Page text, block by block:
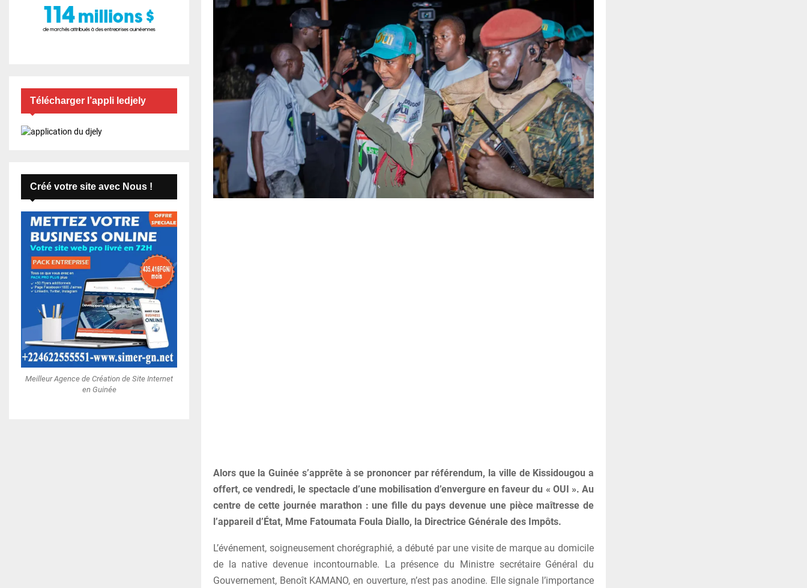
Alors que la Guinée s’apprête à se prononcer par référendum, la ville de Kissidougou a
offert, ce vendredi, le spectacle d’une mobilisation d’envergure en faveur du « OUI ». Au
centre de cette journée marathon : une fille du pays devenue une pièce maîtresse de
l’appareil d’État, Mme Fatoumata Foula Diallo, la Directrice Générale des Impôts.
L’événement, soigneusement chorégraphié, a débuté par une visite de marque au domicile
de la native devenue incontournable. La présence du Ministre secrétaire Général du
Gouvernement, Benoît KAMANO, en ouverture, n’est pas anodine. Elle signale l’importance
Télécharger l’appli ledjely
Créé votre site avec Nous !
Meilleur Agence de Création de Site Internet
en Guinée